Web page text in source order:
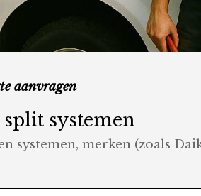
aanvragen
split systemen
systemen, merken (zoals